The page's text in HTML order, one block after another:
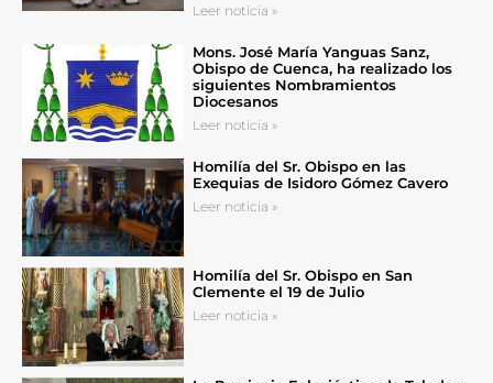
Leer noticia »
Mons. José María Yanguas Sanz,
Obispo de Cuenca, ha realizado los
siguientes Nombramientos
Diocesanos
Leer noticia »
Homilía del Sr. Obispo en las
Exequias de Isidoro Gómez Cavero
Leer noticia »
Homilía del Sr. Obispo en San
Clemente el 19 de Julio
Leer noticia »